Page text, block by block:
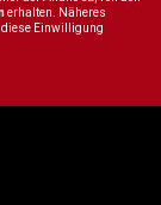
erhalten. Näheres
diese Einwilligung